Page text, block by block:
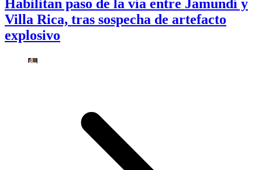
Habilitan paso de la vía entre Jamundí y
Villa Rica, tras sospecha de artefacto
explosivo